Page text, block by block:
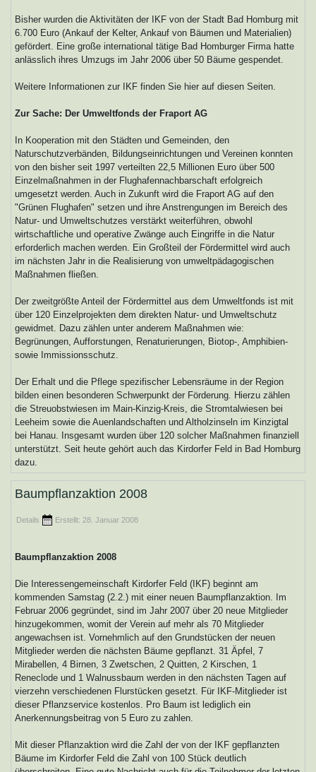
Bisher wurden die Aktivitäten der IKF von der Stadt Bad Homburg mit
6.700 Euro (Ankauf der Kelter, Ankauf von Bäumen und Materialien)
gefördert. Eine große international tätige Bad Homburger Firma hatte
anlässlich ihres Umzugs im Jahr 2006 über 50 Bäume gespendet.
Weitere Informationen zur IKF finden Sie hier auf diesen Seiten.
Zur Sache: Der Umweltfonds der Fraport AG
In Kooperation mit den Städten und Gemeinden, den
Naturschutzverbänden, Bildungseinrichtungen und Vereinen konnten
von den bisher seit 1997 verteilten 22,5 Millionen Euro über 500
Einzelmaßnahmen in der Flughafennachbarschaft erfolgreich
umgesetzt werden. Auch in Zukunft wird die Fraport AG auf den
"Grünen Flughafen" setzen und ihre Anstrengungen im Bereich des
Natur- und Umweltschutzes verstärkt weiterführen, obwohl
wirtschaftliche und operative Zwänge auch Eingriffe in die Natur
erforderlich machen werden. Ein Großteil der Fördermittel wird auch
im nächsten Jahr in die Realisierung von umweltpädagogischen
Maßnahmen fließen.
Der zweitgrößte Anteil der Fördermittel aus dem Umweltfonds ist mit
über 120 Einzelprojekten dem direkten Natur- und Umweltschutz
gewidmet. Dazu zählen unter anderem Maßnahmen wie:
Begrünungen, Aufforstungen, Renaturierungen, Biotop-, Amphibien-
sowie Immissionsschutz.
Der Erhalt und die Pflege spezifischer Lebensräume in der Region
bilden einen besonderen Schwerpunkt der Förderung. Hierzu zählen
die Streuobstwiesen im Main-Kinzig-Kreis, die Stromtalwiesen bei
Leeheim sowie die Auenlandschaften und Altholzinseln im Kinzigtal
bei Hanau. Insgesamt wurden über 120 solcher Maßnahmen finanziell
unterstützt. Seit heute gehört auch das Kirdorfer Feld in Bad Homburg
dazu.
Baumpflanzaktion 2008
Details Erstellt: 28. Januar 2008
Baumpflanzaktion 2008
Die Interessengemeinschaft Kirdorfer Feld (IKF) beginnt am
kommenden Samstag (2.2.) mit einer neuen Baumpflanzaktion. Im
Februar 2006 gegründet, sind im Jahr 2007 über 20 neue Mitglieder
hinzugekommen, womit der Verein auf mehr als 70 Mitglieder
angewachsen ist. Vornehmlich auf den Grundstücken der neuen
Mitglieder werden die nächsten Bäume gepflanzt. 31 Äpfel, 7
Mirabellen, 4 Birnen, 3 Zwetschen, 2 Quitten, 2 Kirschen, 1
Reneclode und 1 Walnussbaum werden in den nächsten Tagen auf
vierzehn verschiedenen Flurstücken gesetzt. Für IKF-Mitglieder ist
dieser Pflanzservice kostenlos. Pro Baum ist lediglich ein
Anerkennungsbeitrag von 5 Euro zu zahlen.
Mit dieser Pflanzaktion wird die Zahl der von der IKF gepflanzten
Bäume im Kirdorfer Feld die Zahl von 100 Stück deutlich